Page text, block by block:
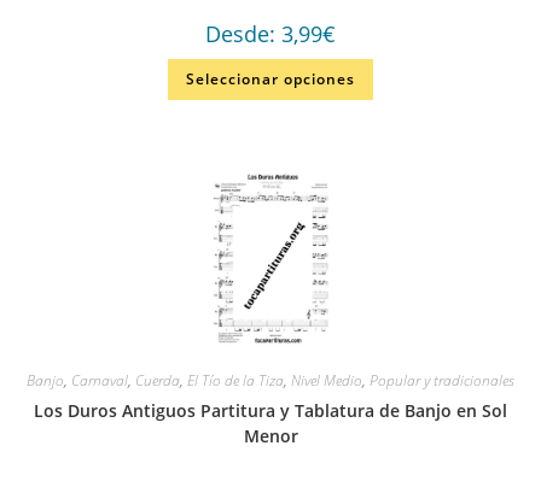
Desde: 3,99€
Seleccionar opciones
Banjo, Carnaval, Cuerda, El Tío de la Tiza, Nivel Medio, Popular y tradicionales
Los Duros Antiguos Partitura y Tablatura de Banjo en Sol
Menor